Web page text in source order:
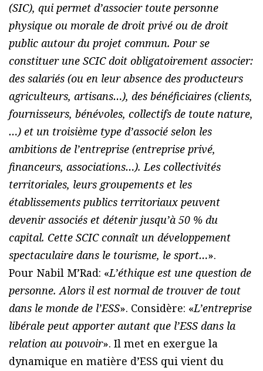
(SIC), qui permet d’associer toute personne
physique ou morale de droit privé ou de droit
public autour du projet commun. Pour se
constituer une SCIC doit obligatoirement associer:
des salariés (ou en leur absence des producteurs
agriculteurs, artisans…), des bénéficiaires (clients,
fournisseurs, bénévoles, collectifs de toute nature,
…) et un troisième type d’associé selon les
ambitions de l’entreprise (entreprise privé,
financeurs, associations…). Les collectivités
territoriales, leurs groupements et les
établissements publics territoriaux peuvent
devenir associés et détenir jusqu’à 50 % du
capital. Cette SCIC connaît un développement
spectaculaire dans le tourisme, le sport…».
Pour Nabil M’Rad: «L’éthique est une question de
personne. Alors il est normal de trouver de tout
dans le monde de l’ESS». Considère: «L’entreprise
libérale peut apporter autant que l’ESS dans la
relation au pouvoir». Il met en exergue la
dynamique en matière d’ESS qui vient du